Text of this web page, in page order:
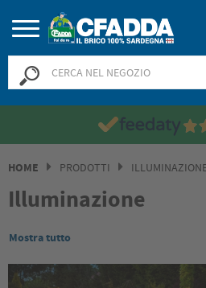
HOME PRODOTTI
Illuminazione
Mostra tutto